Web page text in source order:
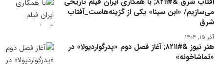
می‌سازیم/ «ابن سینا» یکی از گزینه‌هاست_آفتاب
شرق
آذر ۱۵, ۱۴۰۴
هنر نیوز &#۸۲۱۱; آغاز فصل دوم «پدرگواردیولا» در
«تماشاخونه»